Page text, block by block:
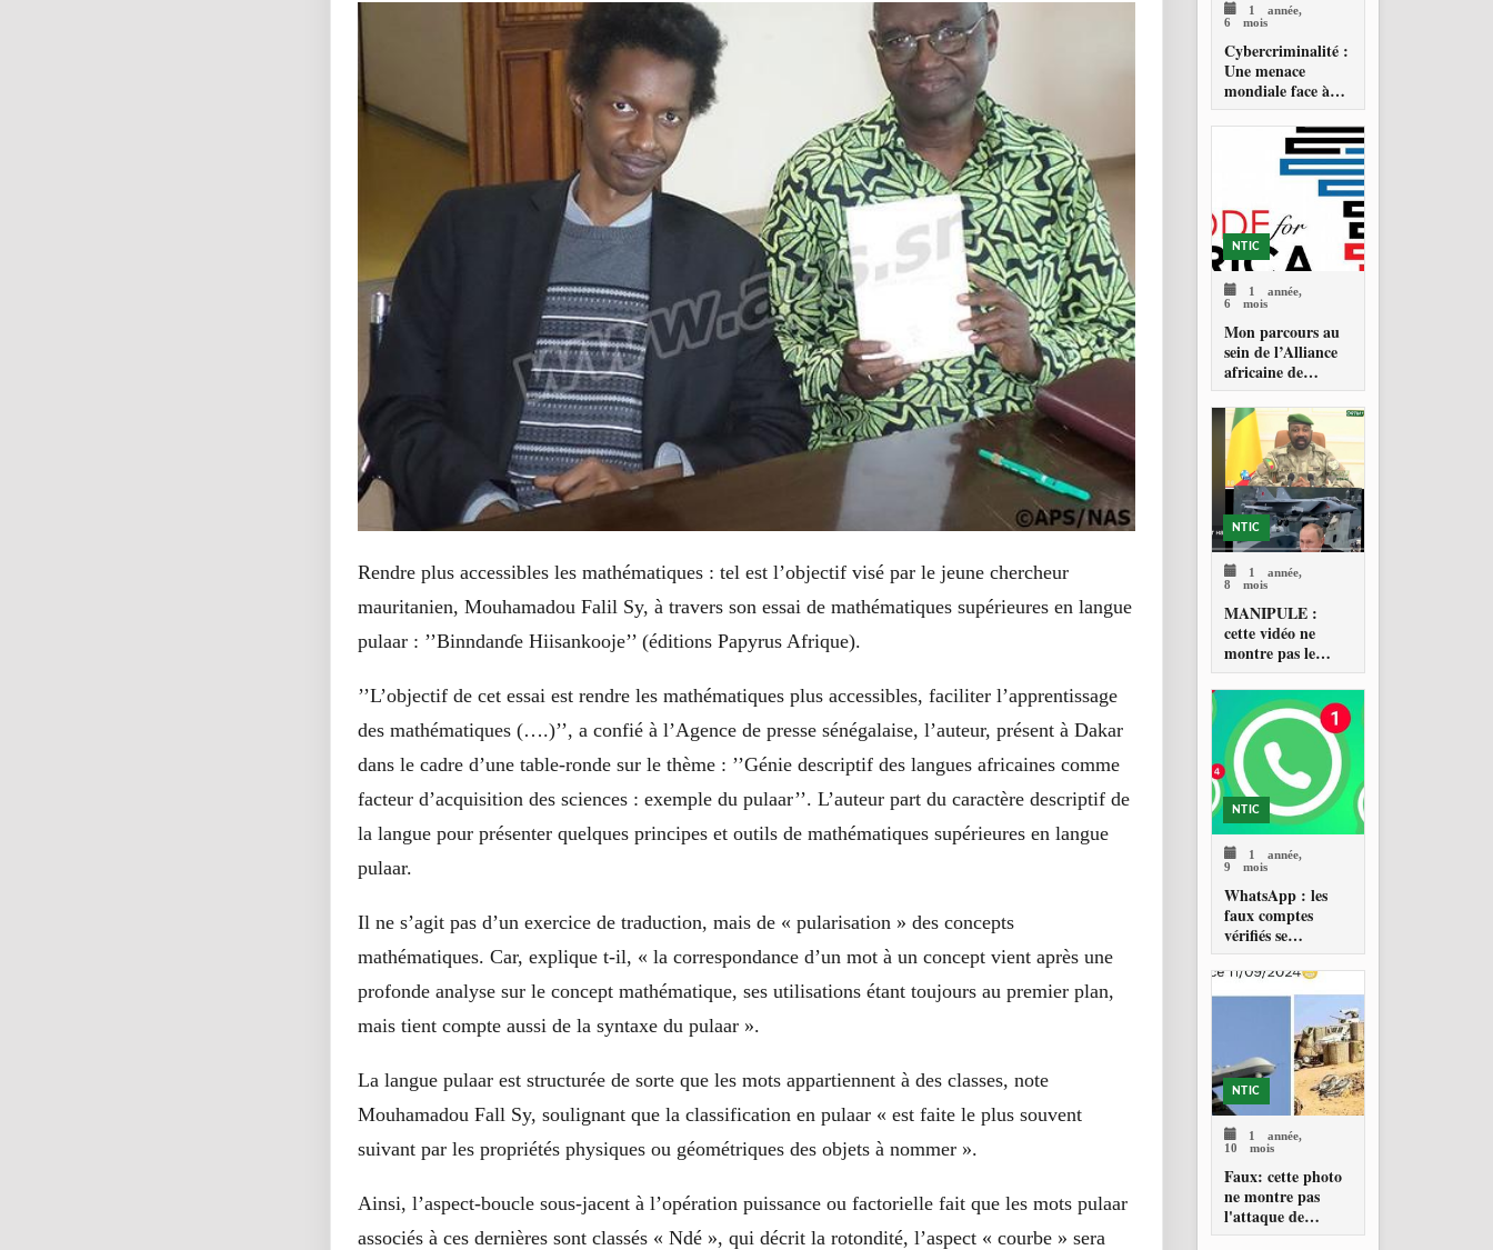
Rendre plus accessibles les mathématiques : tel est l’objectif visé par le jeune chercheur
mauritanien, Mouhamadou Falil Sy, à travers son essai de mathématiques supérieures en langue
pulaar : ’’Binndanɗe Hiisankooje’’ (éditions Papyrus Afrique).
’’L’objectif de cet essai est rendre les mathématiques plus accessibles, faciliter l’apprentissage
des mathématiques (….)’’, a confié à l’Agence de presse sénégalaise, l’auteur, présent à Dakar
dans le cadre d’une table-ronde sur le thème : ’’Génie descriptif des langues africaines comme
facteur d’acquisition des sciences : exemple du pulaar’’. L’auteur part du caractère descriptif de
la langue pour présenter quelques principes et outils de mathématiques supérieures en langue
pulaar.
Il ne s’agit pas d’un exercice de traduction, mais de « pularisation » des concepts
mathématiques. Car, explique t-il, « la correspondance d’un mot à un concept vient après une
profonde analyse sur le concept mathématique, ses utilisations étant toujours au premier plan,
mais tient compte aussi de la syntaxe du pulaar ».
La langue pulaar est structurée de sorte que les mots appartiennent à des classes, note
Mouhamadou Fall Sy, soulignant que la classification en pulaar « est faite le plus souvent
suivant par les propriétés physiques ou géométriques des objets à nommer ».
Ainsi, l’aspect-boucle sous-jacent à l’opération puissance ou factorielle fait que les mots pulaar
associés à ces dernières sont classés « Ndé », qui décrit la rotondité, l’aspect « courbe » sera
1 année,
6 mois
Cybercriminalité :
Une menace
mondiale face à
une riposte
historique de
NTIC
1 année,
6 mois
Mon parcours au
sein de l’Alliance
africaine de
vérification des
faits (AFCA)
NTIC
1 année,
8 mois
MANIPULE :
cette vidéo ne
montre pas le
Président de la
transition du Mali,
le Général
d’Armée Assimi
Goïta, tenir un
discours en russe
NTIC
1 année,
9 mois
WhatsApp : les
faux comptes
vérifiés se
multiplient, voici
comment les
reconnaître et vous
NTIC
1 année,
10 mois
Faux: cette photo
ne montre pas
l'attaque de
Goundam au Mali